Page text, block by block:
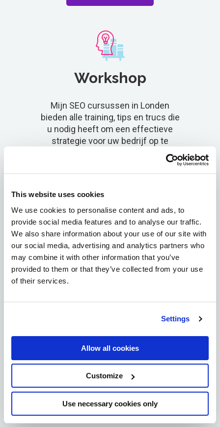
This website uses cookies
We use cookies to personalise content and ads, to
provide social media features and to analyse our traffic.
We also share information about your use of our site with
our social media, advertising and analytics partners who
may combine it with other information that you’ve
provided to them or that they’ve collected from your use
of their services.
Settings
Allow all cookies
Customize
Use necessary cookies only
Workshop
Mijn SEO cursussen in Londen
bieden alle training, tips en trucs die
u nodig heeft om een effectieve
strategie voor uw bedrijf op te
bouwen. Ik bied één-op-één advies
bedrijfsevenement of
Leer meer
Conferenties
informatie te delen met SEO
liefhebbers over de hele wereld.